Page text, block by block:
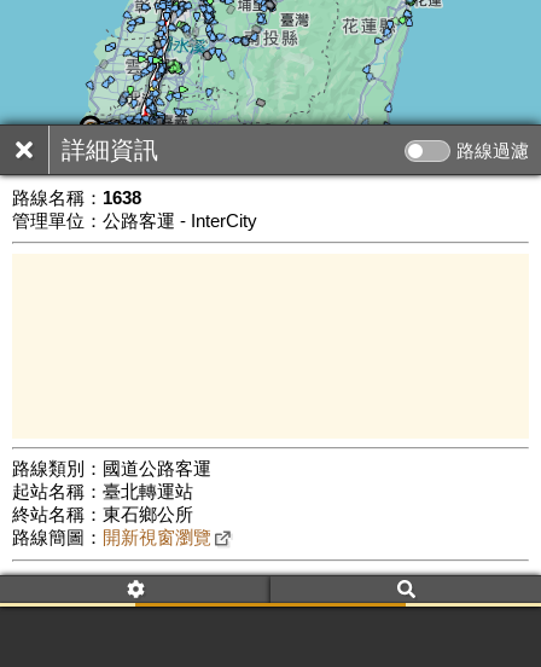
詳細資訊 路線過濾
路線名稱： 1638
管理單位：公路客運 - InterCity
路線類別：國道公路客運
起站名稱：臺北轉運站
終站名稱：東石鄉公所
路線簡圖： 開新視窗瀏覽
附屬名稱：1638
車頭描述：台北
朴子 東石
公車數量: 累計6276、上線4806